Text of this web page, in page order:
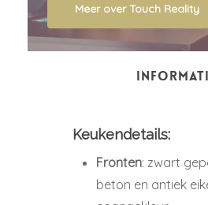
Meer over Touch Reality
Keukendetails:
Fronten: zwart
beton en antiek